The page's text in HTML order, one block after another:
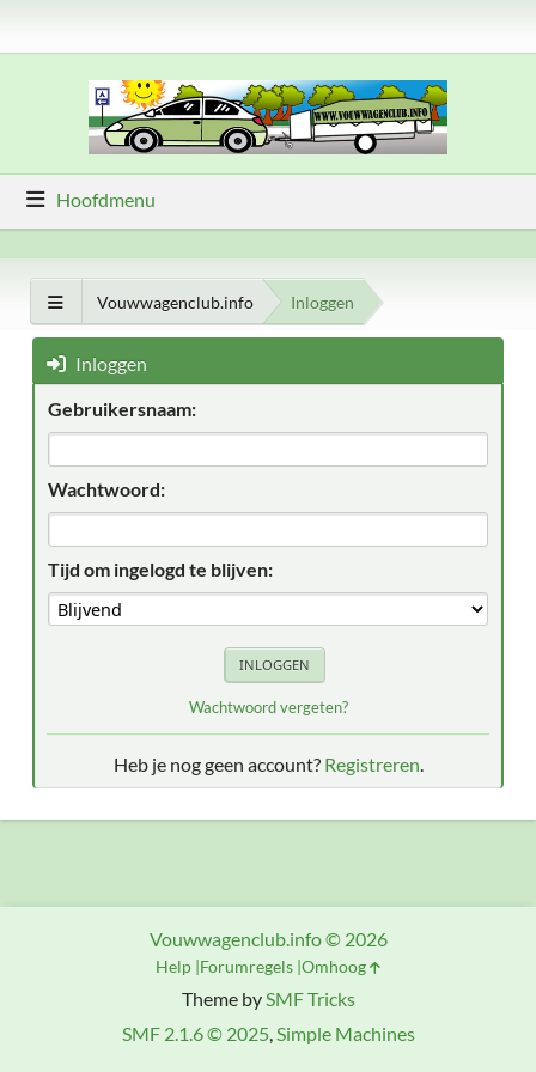
Hoofdmenu
Vouwwagenclub.info Inloggen
Inloggen
Gebruikersnaam:
Wachtwoord:
Tijd om ingelogd te blijven:
Wachtwoord vergeten?
Heb je nog geen account? Registreren
Theme bySMF Tricks
SMF 2.1.6 © 2025,Simple Machines
Vouwwagenclub.info © 2026
Help Forumregels Omhoog